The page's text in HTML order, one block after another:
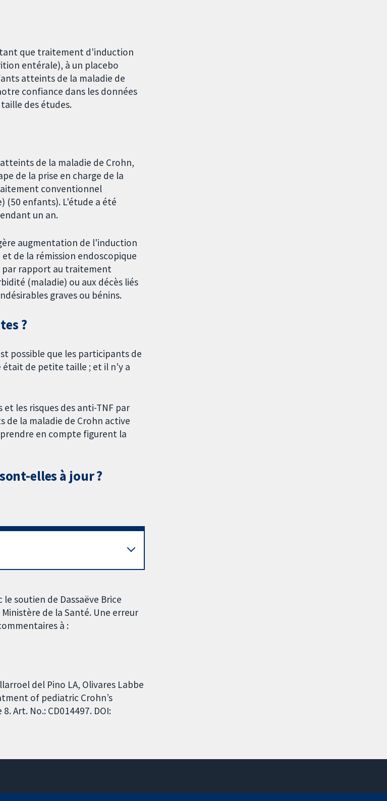
tant que traitement d'induction
entérale), à un placebo
atteints de la maladie de
confiance dans les données
des études.
de la maladie de Crohn,
de la prise en charge de la
conventionnel
(50 enfants). L'étude a été
un an.
augmentation de l'induction
de la rémission endoscopique
par rapport au traitement
(maladie) ou aux décès liés
graves ou bénins.
?
possible que les participants de
était de petite taille ; et il n'y a
les risques des anti-TNF par
la maladie de Crohn active
en compte figurent la
elles à jour ?
soutien de Dassaëve Brice
de la Santé. Une erreur
à :
del Pino LA, Olivares Labbe
of pediatric Crohn’s
Art. No.: CD014497. DOI: